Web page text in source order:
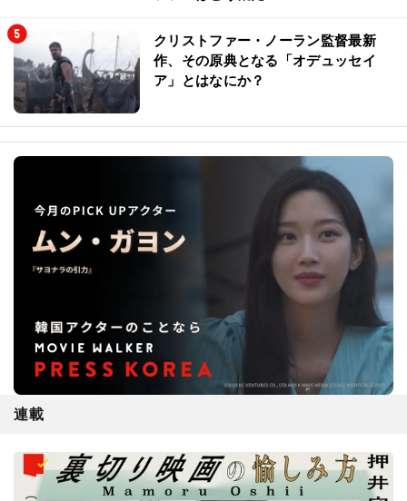
クリストファー・ノーラン監督最新
作、その原典となる「オデュッセイ
ア」とはなにか？
連載